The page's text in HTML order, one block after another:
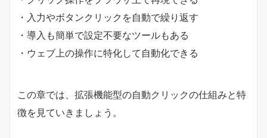
・入力やボタンクリックを自動で繰り返す
・導入も簡単で設定不要なツールもある
・ウェブ上の操作に特化して自動化できる
この章では、拡張機能型の自動クリックの仕組みと特
徴を見ていきましょう。